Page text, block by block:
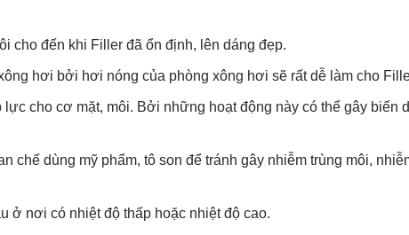
cho đến khi Filler đã ổn định, lên dáng đẹp.
hơi bởi hơi nóng của phòng xông hơi sẽ rất dễ làm cho
cho cơ mặt, môi. Bởi những hoạt động này có thể gây biến
chế dùng mỹ phẩm, tô son để tránh gây nhiễm trùng môi,
ở nơi có nhiệt độ thấp hoặc nhiệt độ cao.